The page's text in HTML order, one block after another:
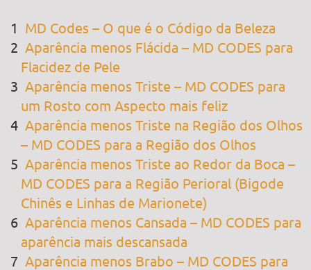
MD Codes – O que é o Código da Beleza
Aparência menos Flácida – MD CODES para
Flacidez de Pele
Aparência menos Triste – MD CODES para
um Rosto com Aspecto mais feliz
Aparência menos Triste na Região dos Olhos
– MD CODES para a Região dos Olhos
Aparência menos Triste ao Redor da Boca –
MD CODES para a Região Perioral (Bigode
Chinês e Linhas de Marionete)
Aparência menos Cansada – MD CODES para
aparência mais descansada
Aparência menos Brabo – MD CODES para